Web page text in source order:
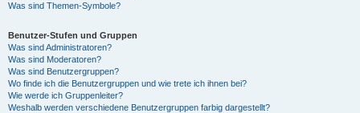
Was sind Themen-Symbole?
Benutzer-Stufen und Gruppen
Was sind Administratoren?
Was sind Moderatoren?
Was sind Benutzergruppen?
Wo finde ich die Benutzergruppen und wie trete ich ihnen bei?
Wie werde ich Gruppenleiter?
Weshalb werden verschiedene Benutzergruppen farbig dargestellt?